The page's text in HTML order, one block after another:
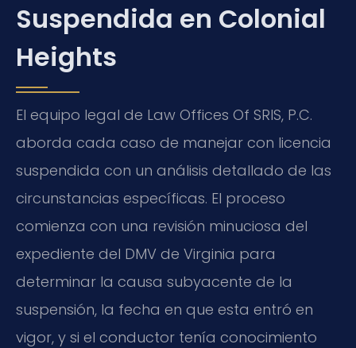
Suspendida en Colonial
Heights
El equipo legal de Law Offices Of SRIS, P.C.
aborda cada caso de manejar con licencia
suspendida con un análisis detallado de las
circunstancias específicas. El proceso
comienza con una revisión minuciosa del
expediente del DMV de Virginia para
determinar la causa subyacente de la
suspensión, la fecha en que esta entró en
vigor, y si el conductor tenía conocimiento